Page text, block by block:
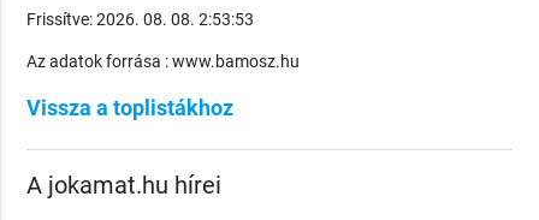
Frissítve: 2026. 08. 08. 2:53:53
Az adatok forrása : www.bamosz.hu
Vissza a toplistákhoz
A jokamat.hu hírei